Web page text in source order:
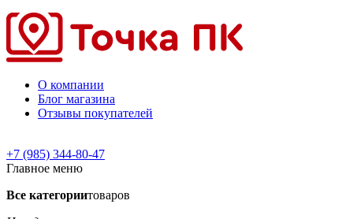
О компании
Блог магазина
Отзывы покупателей
+7 (985) 344-80-47
Главное меню
Все категориитоваров